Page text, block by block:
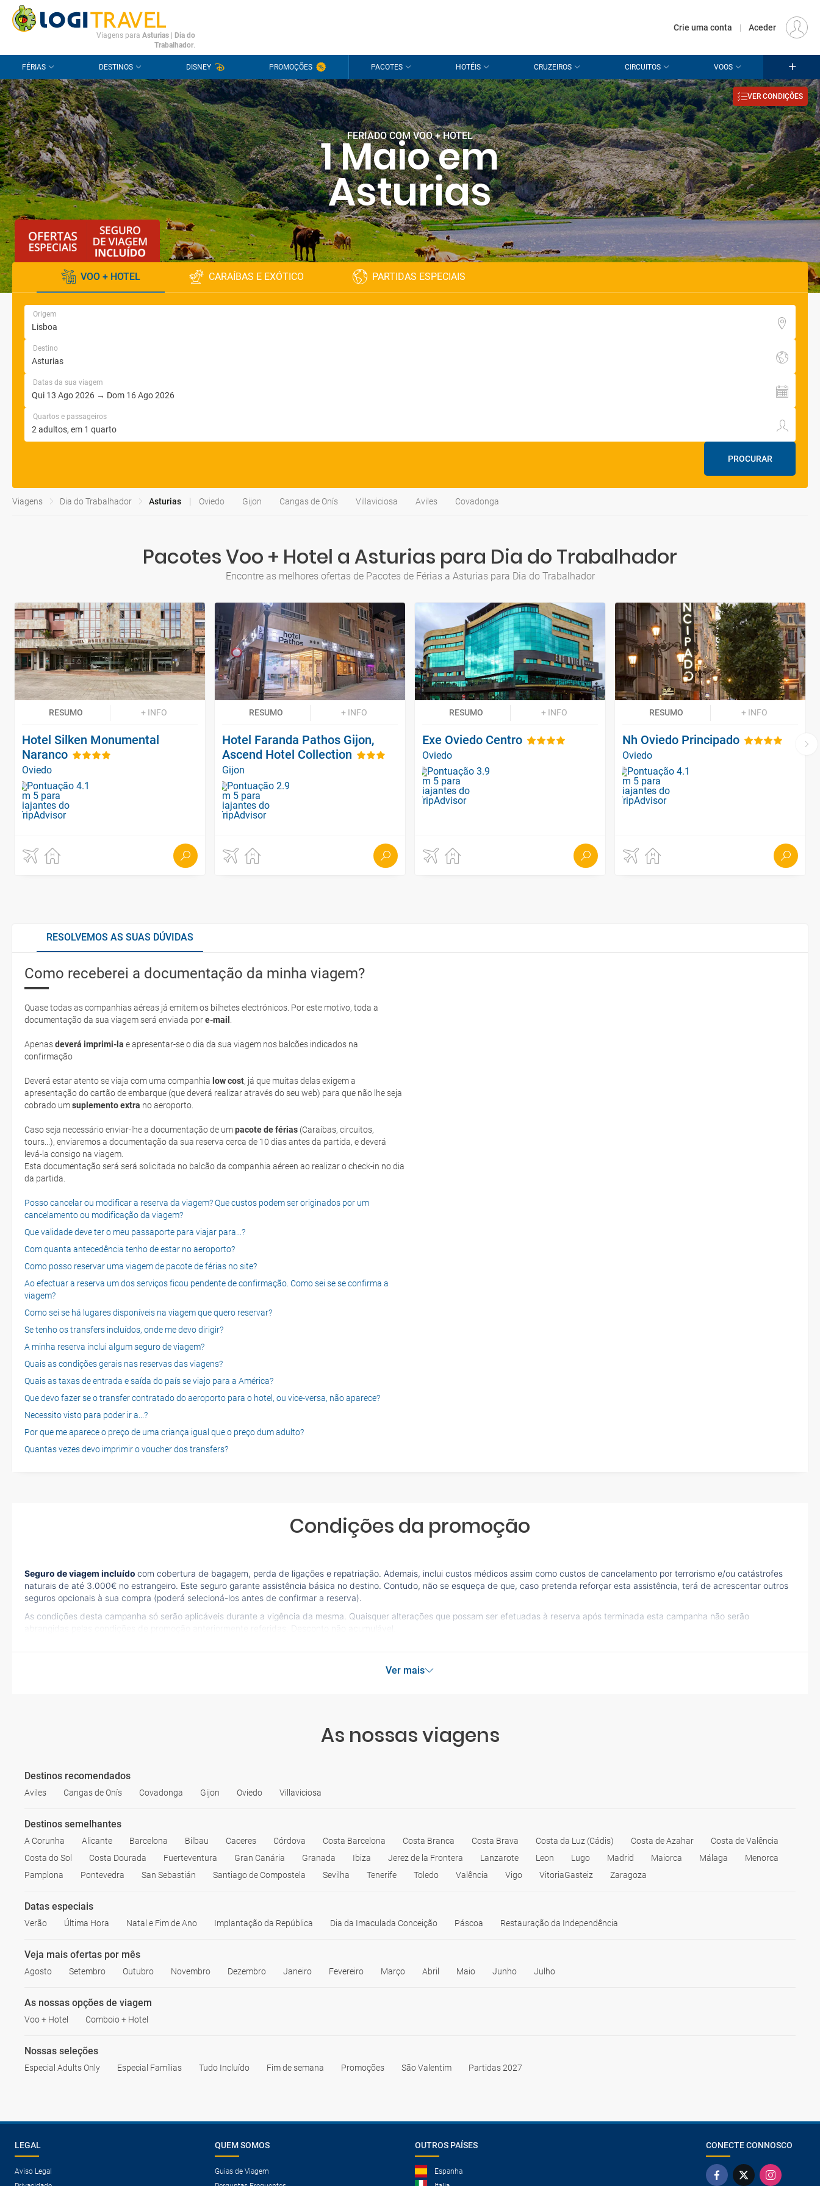
CONTACTO PERGUNTAS FREQUENTES
Viagens para Asturias
Dia do
Trabalhador.
Crie uma conta | Aceder
FÉRIAS DESTINOS DISNEY PROMOÇÕES PACOTES HOTÉIS CRUZEIROS CIRCUITOS VOOS
FERIADO COM VOO + HOTEL
1 Maio em
Asturias
VER CONDIÇÕES
VOO + HOTEL CARAÍBAS E EXÓTICO PARTIDAS ESPECIAIS
Origem
Destino
Datas da sua viagem
Quartos e passageiros
PROCURAR
Viagens Dia do Trabalhador Asturias Oviedo Gijon Cangas de Onís Villaviciosa Aviles Covadonga
Pacotes Voo + Hotel a Asturias para Dia do Trabalhador
Encontre as melhores ofertas de Pacotes de Férias a Asturias para Dia do Trabalhador
RESUMO + INFO
Hotel Silken Monumental
Naranco
Oviedo
RESUMO + INFO
Hotel Faranda Pathos Gijon,
Ascend Hotel Collection
Gijon
RESUMO + INFO
Exe Oviedo Centro
Oviedo
RESUMO + INFO
Nh Oviedo Principado
Oviedo
RESOLVEMOS AS SUAS DÚVIDAS
Como receberei a documentação da minha viagem?
Quase todas as companhias aéreas já emitem os bilhetes electrónicos. Por este motivo, toda a
documentação da sua viagem será enviada pore-mail
Apenasdeverá imprimi-la e apresentar-se o dia da sua viagem nos balcões indicados na
confirmação
Deverá estar atento se viaja com uma companhia low cost, já que muitas delas exigem a
apresentação do cartão de embarque (que deverá realizar através do seu web) para que não lhe seja
cobrado umsuplemento extra no aeroporto.
Caso seja necessário enviar-lhe a documentação de umpacote de férias (Caraíbas, circuitos,
tours...), enviaremos a documentação da sua reserva cerca de 10 dias antes da partida, e deverá
levá-la consigo na viagem.
Esta documentação será será solicitada no balcão da companhia aéreen ao realizar o check-in no dia
da partida.
Posso cancelar ou modificar a reserva da viagem? Que custos podem ser originados por um
cancelamento ou modificação da viagem?
Que validade deve ter o meu passaporte para viajar para...?
Com quanta antecedência tenho de estar no aeroporto?
Como posso reservar uma viagem de pacote de férias no site?
Ao efectuar a reserva um dos serviços ficou pendente de confirmação. Como sei se se confirma a
viagem?
Como sei se há lugares disponíveis na viagem que quero reservar?
Se tenho os transfers incluídos, onde me devo dirigir?
A minha reserva inclui algum seguro de viagem?
Quais as condições gerais nas reservas das viagens?
Quais as taxas de entrada e saída do país se viajo para a América?
Que devo fazer se o transfer contratado do aeroporto para o hotel, ou vice-versa, não aparece?
Necessito visto para poder ir a...?
Por que me aparece o preço de uma criança igual que o preço dum adulto?
Quantas vezes devo imprimir o voucher dos transfers?
Condições da promoção
Seguro de viagem incluído com cobertura de bagagem, perda de ligações e repatriação. Ademais, inclui custos médicos assim como custos de cancelamento por terrorismo e/ou catástrofes
naturais de até 3.000€ no estrangeiro. Este seguro garante assistência básica no destino. Contudo, não se esqueça de que, caso pretenda reforçar esta assistência, terá de acrescentar outros
seguros opcionais à sua compra (poderá selecioná-los antes de confirmar a reserva).
As condições desta campanha só serão aplicáveis durante a vigência da mesma. Quaisquer alterações que possam ser efetuadas à reserva após terminada esta campanha não serão
abrangidas pelas condições de promoção anteriormente referidas. Desconto não acumulável.
Ver mais
As nossas viagens
Destinos recomendados
Aviles Cangas de Onís Covadonga Gijon Oviedo Villaviciosa
Destinos semelhantes
A Corunha Alicante Barcelona Bilbau Caceres Córdova Costa Barcelona Costa Branca Costa Brava Costa da Luz (Cádis) Costa de Azahar
Costa de Valência
Costa do Sol
Costa Dourada Fuerteventura Gran Canária Granada Ibiza Jerez de la Frontera Lanzarote Leon Lugo Madrid Maiorca Málaga
Menorca
Pamplona
Pontevedra San Sebastián Santiago de Compostela Sevilha Tenerife Toledo Valência Vigo VitoriaGasteiz Zaragoza
Datas especiais
Verão Última Hora Natal e Fim de Ano Implantação da República Dia da Imaculada Conceição Páscoa Restauração da Independência
Veja mais ofertas por mês
Agosto Setembro Outubro Novembro Dezembro Janeiro Fevereiro Março Abril Maio Junho Julho
As nossas opções de viagem
Voo + Hotel Comboio + Hotel
Nossas seleções
Especial Adults Only Especial Famílias Tudo Incluído Fim de semana Promoções São Valentim Partidas 2027
LEGAL
Aviso Legal
QUEM SOMOS
Guias de Viagem
OUTROS PAÍSES
Espanha
CONECTE CONNOSCO